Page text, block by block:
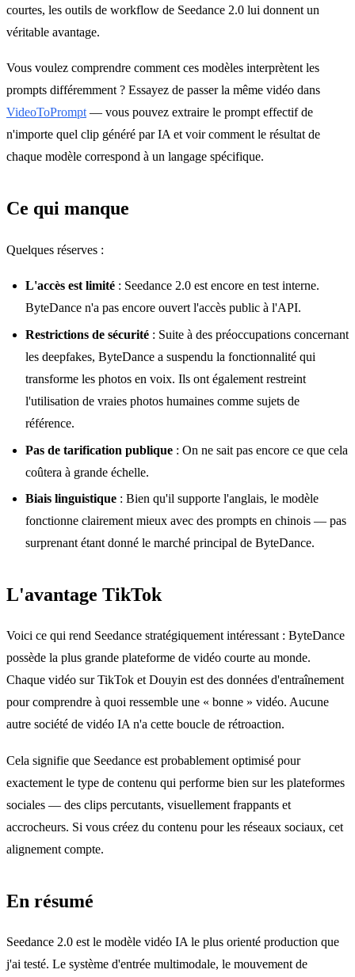
courtes, les outils de workflow de Seedance 2.0 lui donnent un
véritable avantage.
Vous voulez comprendre comment ces modèles interprètent les
prompts différemment ? Essayez de passer la même vidéo dans
VideoToPrompt — vous pouvez extraire le prompt effectif de
n'importe quel clip généré par IA et voir comment le résultat de
chaque modèle correspond à un langage spécifique.
Ce qui manque
Quelques réserves :
L'accès est limité : Seedance 2.0 est encore en test interne.
ByteDance n'a pas encore ouvert l'accès public à l'API.
Restrictions de sécurité : Suite à des préoccupations concernant
les deepfakes, ByteDance a suspendu la fonctionnalité qui
transforme les photos en voix. Ils ont également restreint
l'utilisation de vraies photos humaines comme sujets de
référence.
Pas de tarification publique : On ne sait pas encore ce que cela
coûtera à grande échelle.
Biais linguistique : Bien qu'il supporte l'anglais, le modèle
fonctionne clairement mieux avec des prompts en chinois — pas
surprenant étant donné le marché principal de ByteDance.
L'avantage TikTok
Voici ce qui rend Seedance stratégiquement intéressant : ByteDance
possède la plus grande plateforme de vidéo courte au monde.
Chaque vidéo sur TikTok et Douyin est des données d'entraînement
pour comprendre à quoi ressemble une « bonne » vidéo. Aucune
autre société de vidéo IA n'a cette boucle de rétroaction.
Cela signifie que Seedance est probablement optimisé pour
exactement le type de contenu qui performe bien sur les plateformes
sociales — des clips percutants, visuellement frappants et
accrocheurs. Si vous créez du contenu pour les réseaux sociaux, cet
alignement compte.
En résumé
Seedance 2.0 est le modèle vidéo IA le plus orienté production que
j'ai testé. Le système d'entrée multimodale, le mouvement de